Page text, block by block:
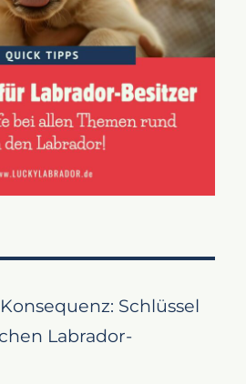
Schlüssel
Labrador-